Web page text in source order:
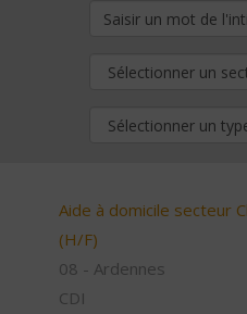
Aide à domicile secteur
(H/F)
08 - Ardennes
CDI